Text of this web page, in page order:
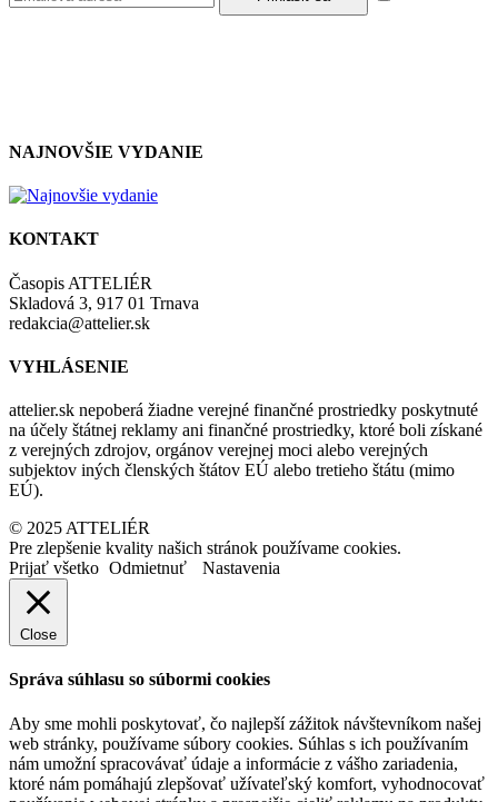
NAJNOVŠIE VYDANIE
KONTAKT
Časopis ATTELIÉR
Skladová 3, 917 01 Trnava
redakcia@attelier.sk
VYHLÁSENIE
attelier.sk nepoberá žiadne verejné finančné prostriedky poskytnuté
na účely štátnej reklamy ani finančné prostriedky, ktoré boli získané
z verejných zdrojov, orgánov verejnej moci alebo verejných
subjektov iných členských štátov EÚ alebo tretieho štátu (mimo
EÚ).
© 2025 ATTELIÉR
Pre zlepšenie kvality našich stránok používame cookies.
Prijať všetko Odmietnuť Nastavenia
Close
Správa súhlasu so súbormi cookies
Aby sme mohli poskytovať, čo najlepší zážitok návštevníkom našej
web stránky, používame súbory cookies. Súhlas s ich používaním
nám umožní spracovávať údaje a informácie z vášho zariadenia,
ktoré nám pomáhajú zlepšovať užívateľský komfort, vyhodnocovať